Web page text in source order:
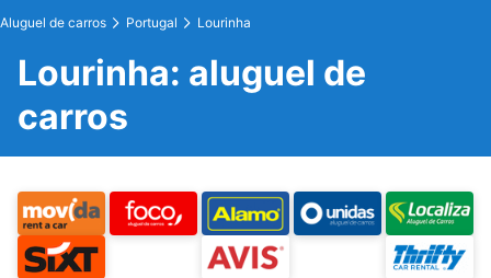
Aluguel de carros Portugal Lourinha
Lourinha: aluguel de
carros